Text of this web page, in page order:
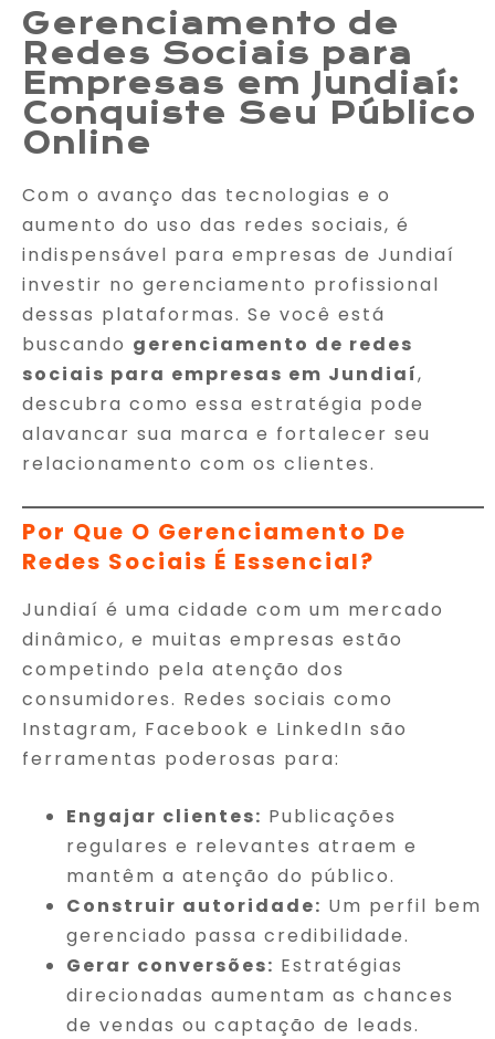
Gerenciamento de
Redes Sociais para
Empresas em Jundiaí:
Conquiste Seu Público
Online
Com o avanço das tecnologias e o
aumento do uso das redes sociais, é
indispensável para empresas de Jundiaí
investir no gerenciamento profissional
dessas plataformas. Se você está
buscando gerenciamento de redes
sociais para empresas em Jundiaí,
descubra como essa estratégia pode
alavancar sua marca e fortalecer seu
relacionamento com os clientes.
Por Que O Gerenciamento De
Redes Sociais É Essencial?
Jundiaí é uma cidade com um mercado
dinâmico, e muitas empresas estão
competindo pela atenção dos
consumidores. Redes sociais como
Instagram, Facebook e LinkedIn são
ferramentas poderosas para:
Engajar clientes: Publicações
regulares e relevantes atraem e
mantêm a atenção do público.
Construir autoridade: Um perfil bem
gerenciado passa credibilidade.
Gerar conversões: Estratégias
direcionadas aumentam as chances
de vendas ou captação de leads.